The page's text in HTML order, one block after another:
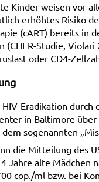
Kinder weisen vor
erhöhtes Risiko
(cART) bereits in
(CHER-Studie,
oder CD4-
Eradikation durch
in Baltimore
sogenannten
die Mitteilung des
Jahre alte Mädchen
cop./ml bzw. bei